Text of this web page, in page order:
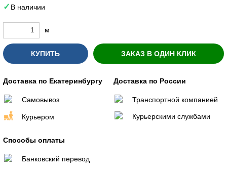
В наличии
м
КУПИТЬ ЗАКАЗ В ОДИН КЛИК
Доставка по Екатеринбургу
Самовывоз
Курьером
Доставка по России
Транспортной компанией
Курьерскими службами
Способы оплаты
Банковский перевод